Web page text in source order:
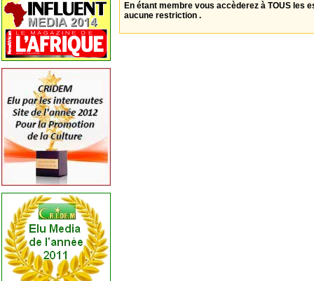
En étant membre vous accèderez à TOUS les
aucune restriction .